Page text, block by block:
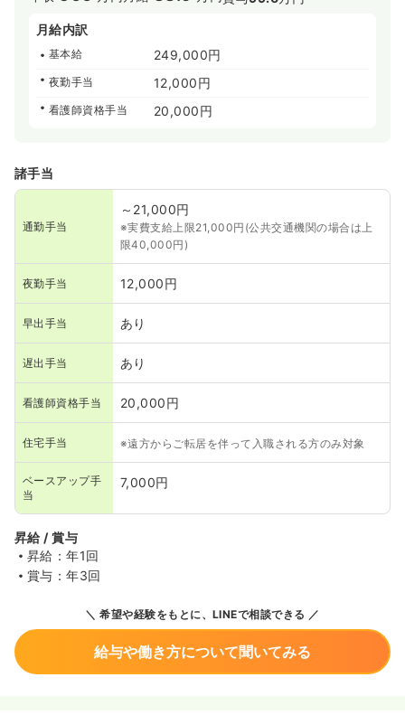
月給内訳
基本給 249,000円
夜勤手当 12,000円
看護師資格手当 20,000円
諸手当
通勤手当
～21,000円
※実費支給上限21,000円(公共交通機関の場合は上
限40,000円)
夜勤手当 12,000円
早出手当 あり
遅出手当 あり
看護師資格手当 20,000円
住宅手当 ※遠方からご転居を伴って入職される方のみ対象
ベースアップ手
当
7,000円
昇給 / 賞与
昇給：年1回
賞与：年3回
希望や経験をもとに、LINEで相談できる
給与や働き方について聞いてみる